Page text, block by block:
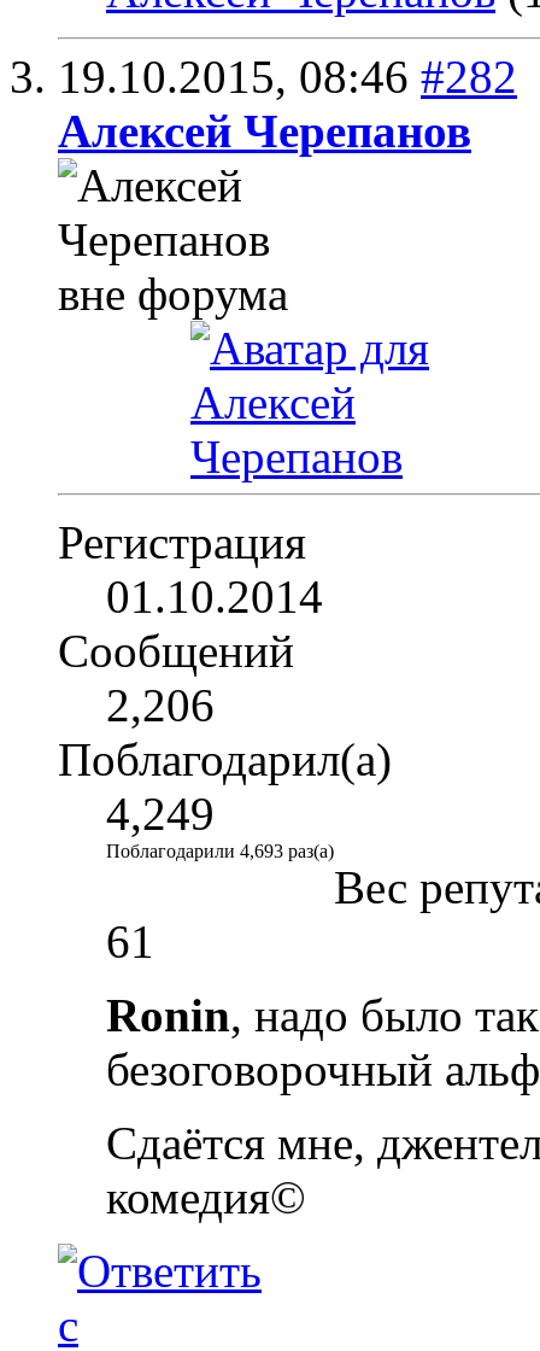
19.10.2015, 08:46 #282
Алексей Черепанов
Регистрация
01.10.2014
Сообщений
2,206
Поблагодарил(а)
4,249
Поблагодарили 4,693 раз(а)
Вес
61
Ronin, надо было
безоговорочный
Сдаётся мне,
комедия©